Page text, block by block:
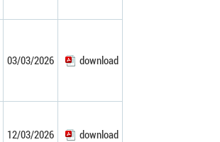
03/03/2026 download
12/03/2026 download